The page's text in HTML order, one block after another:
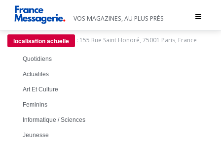
Toggle
VOS MAGAZINES, AU PLUS PRÈS
localisation actuelle : 155 Rue Saint Honoré, 75001 Paris, France
Quotidiens
Actualites
Art Et Culture
Feminins
Informatique / Sciences
Jeunesse